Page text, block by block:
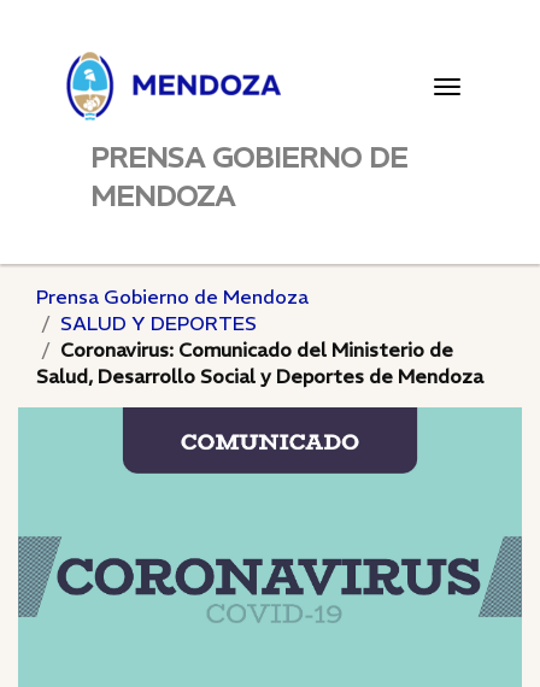
Toggle
PRENSA GOBIERNO DE
MENDOZA
Prensa Gobierno de Mendoza
SALUD Y DEPORTES
Coronavirus: Comunicado del Ministerio de
Salud, Desarrollo Social y Deportes de Mendoza